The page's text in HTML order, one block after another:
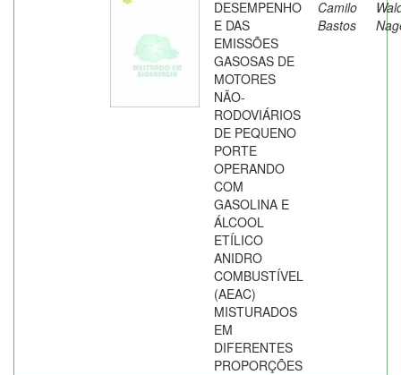
DESEMPENHO
E DAS
EMISSÕES
GASOSAS DE
MOTORES
NÃO-
RODOVIÁRIOS
DE PEQUENO
PORTE
OPERANDO
COM
GASOLINA E
ÁLCOOL
ETÍLICO
ANIDRO
COMBUSTÍVEL
(AEAC)
MISTURADOS
EM
DIFERENTES
PROPORÇÕES
Camilo
Bastos